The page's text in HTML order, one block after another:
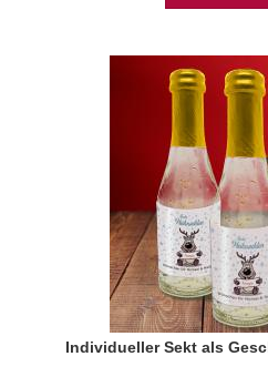
Individueller Sekt als